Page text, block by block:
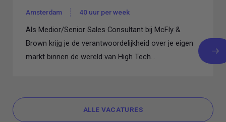
Amsterdam 40 uur per week
Als Medior/Senior Sales Consultant bij McFly &
Brown krijg je de verantwoordelijkheid over je eigen
markt binnen de wereld van High Tech...
ALLE VACATURES